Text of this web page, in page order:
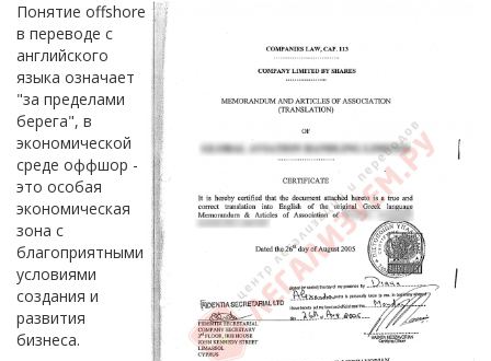
Понятие offshore
в переводе с
английского
языка означает
"за пределами
берега", в
экономической
среде оффшор -
это особая
экономическая
зона с
благоприятными
условиями
создания и
развития
бизнеса.